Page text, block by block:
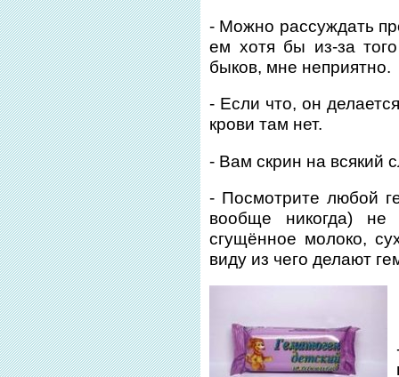
- Можно рассуждать
ем хотя бы из-за
быков, мне неприятно.
- Если что, он
крови там нет.
- Вам скрин на всякий
- Посмотрите любой
вообще никогда)
сгущённое молоко,
виду из чего делают